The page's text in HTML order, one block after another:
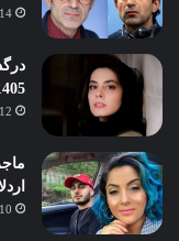
14 مرداد 1405
1405 + علت
12 مرداد 1405
10 مرداد 1405